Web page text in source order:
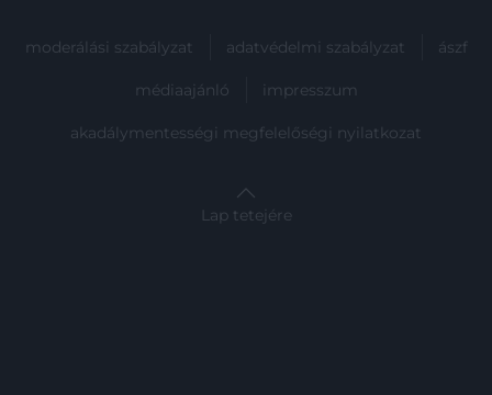
moderálási szabályzat adatvédelmi szabályzat ászf
médiaajánló impresszum
akadálymentességi megfelelőségi nyilatkozat
Lap tetejére